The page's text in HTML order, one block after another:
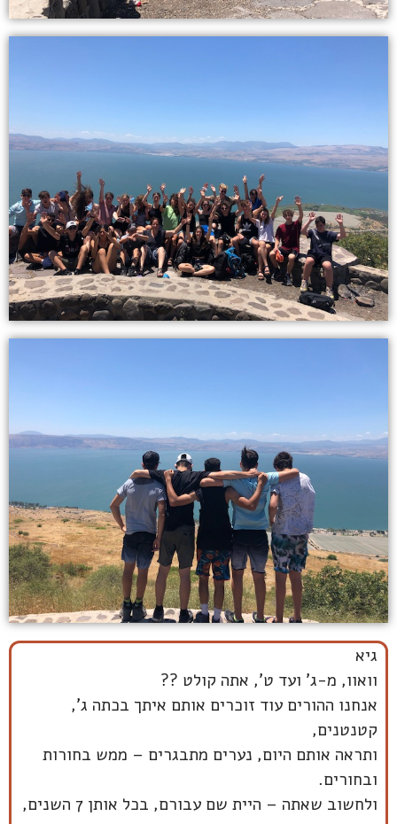
גיא
וואוו, מ-ג' ועד ט', אתה קולט ??
אנחנו ההורים עוד זוכרים אותם איתך בכתה ג',
קטנטנים,
ותראה אותם היום, נערים מתבגרים – ממש בחורות
ובחורים.
ולחשוב שאתה – היית שם עבורם, בכל אותן 7 השנים,